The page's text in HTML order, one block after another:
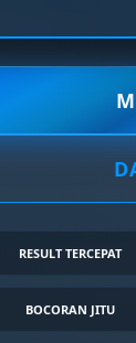
RESULT TERCEPAT
BOCORAN JITU